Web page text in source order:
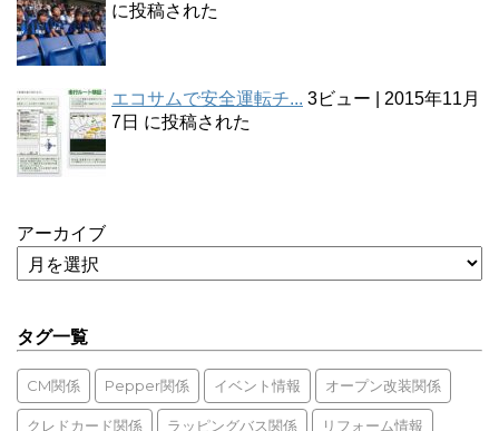
に投稿された
エコサムで安全運転チ... 3ビュー
2015年11月
7日 に投稿された
アーカイブ
タグ一覧
CM関係 Pepper関係 イベント情報 オープン改装関係
クレドカード関係 ラッピングバス関係 リフォーム情報